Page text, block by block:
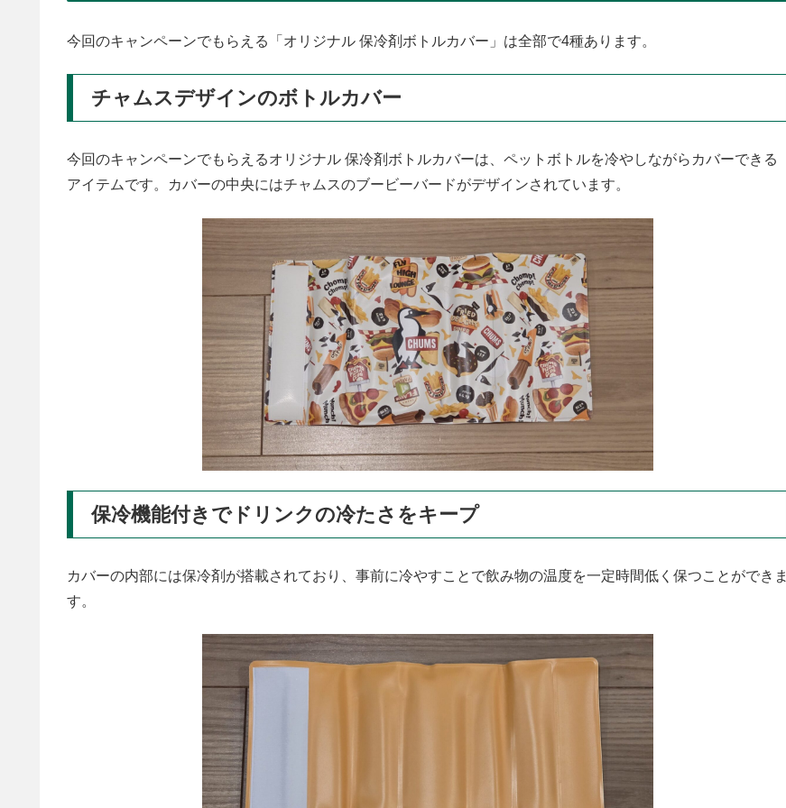
今回のキャンペーンでもらえる「オリジナル 保冷剤ボトルカバー」は全部で4種あります。
チャムスデザインのボトルカバー
今回のキャンペーンでもらえるオリジナル 保冷剤ボトルカバーは、ペットボトルを冷やしながらカバーできる
アイテムです。カバーの中央にはチャムスのブービーバードがデザインされています。
保冷機能付きでドリンクの冷たさをキープ
カバーの内部には保冷剤が搭載されており、事前に冷やすことで飲み物の温度を一定時間低く保つことができま
す。